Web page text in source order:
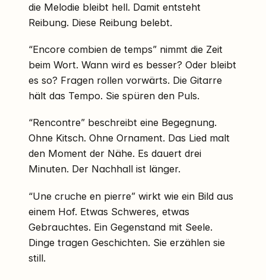
die Melodie bleibt hell. Damit entsteht
Reibung. Diese Reibung belebt.
“Encore combien de temps” nimmt die Zeit
beim Wort. Wann wird es besser? Oder bleibt
es so? Fragen rollen vorwärts. Die Gitarre
hält das Tempo. Sie spüren den Puls.
“Rencontre” beschreibt eine Begegnung.
Ohne Kitsch. Ohne Ornament. Das Lied malt
den Moment der Nähe. Es dauert drei
Minuten. Der Nachhall ist länger.
“Une cruche en pierre” wirkt wie ein Bild aus
einem Hof. Etwas Schweres, etwas
Gebrauchtes. Ein Gegenstand mit Seele.
Dinge tragen Geschichten. Sie erzählen sie
still.